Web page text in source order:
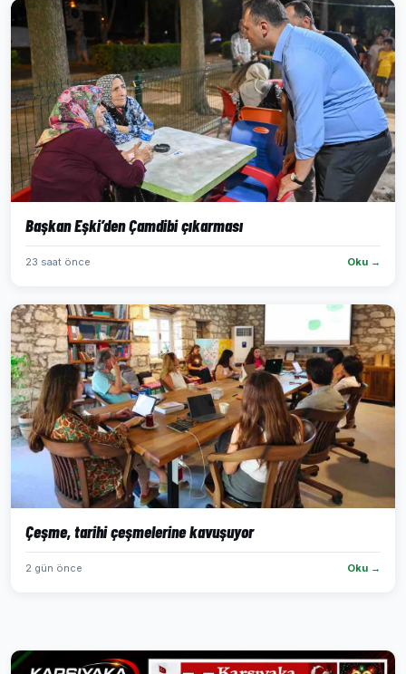
Başkan Eşki’den Çamdibi çıkarması
23 saat önce Oku →
Çeşme, tarihi çeşmelerine kavuşuyor
2 gün önce Oku →